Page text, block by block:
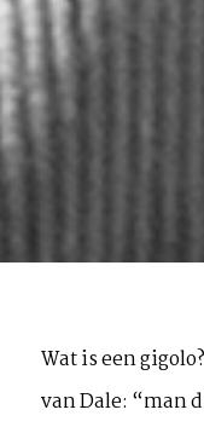
Wat is een
van Dale: “man